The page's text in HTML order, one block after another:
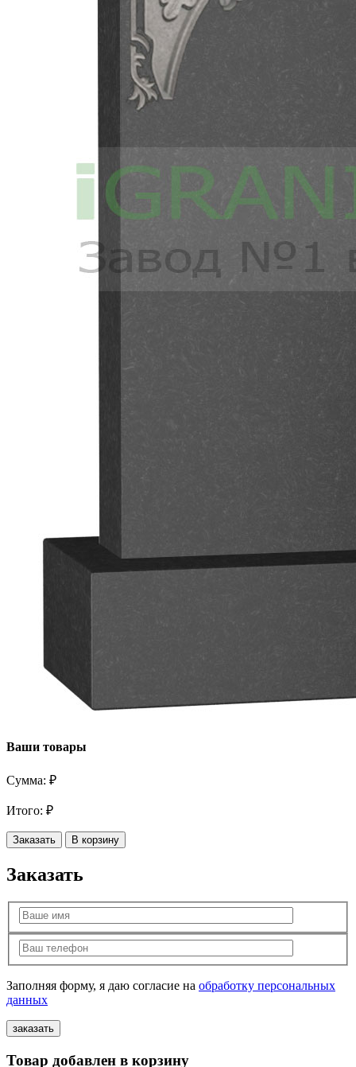
Ваши товары
Сумма: ₽
Итого: ₽
Заказать В корзину
Заказать
Заполняя форму, я даю согласие на обработку персональных
данных
Товар добавлен в корзину